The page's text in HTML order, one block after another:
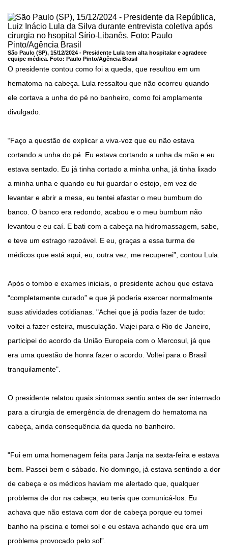
São Paulo (SP), 15/12/2024 - Presidente Lula tem alta hospitalar e agradece
equipe médica. Foto: Paulo Pinto/Agência Brasil
O presidente contou como foi a queda, que resultou em um
hematoma na cabeça. Lula ressaltou que não ocorreu quando
ele cortava a unha do pé no banheiro, como foi amplamente
divulgado.
“Faço a questão de explicar a viva-voz que eu não estava
cortando a unha do pé. Eu estava cortando a unha da mão e eu
estava sentado. Eu já tinha cortado a minha unha, já tinha lixado
a minha unha e quando eu fui guardar o estojo, em vez de
levantar e abrir a mesa, eu tentei afastar o meu bumbum do
banco. O banco era redondo, acabou e o meu bumbum não
levantou e eu caí. E bati com a cabeça na hidromassagem, sabe,
e teve um estrago razoável. E eu, graças a essa turma de
médicos que está aqui, eu, outra vez, me recuperei”, contou Lula.
Após o tombo e exames iniciais, o presidente achou que estava
“completamente curado” e que já poderia exercer normalmente
suas atividades cotidianas. "Achei que já podia fazer de tudo:
voltei a fazer esteira, musculação. Viajei para o Rio de Janeiro,
participei do acordo da União Europeia com o Mercosul, já que
era uma questão de honra fazer o acordo. Voltei para o Brasil
tranquilamente".
O presidente relatou quais sintomas sentiu antes de ser internado
para a cirurgia de emergência de drenagem do hematoma na
cabeça, ainda consequência da queda no banheiro.
"Fui em uma homenagem feita para Janja na sexta-feira e estava
bem. Passei bem o sábado. No domingo, já estava sentindo a dor
de cabeça e os médicos haviam me alertado que, qualquer
problema de dor na cabeça, eu teria que comunicá-los. Eu
achava que não estava com dor de cabeça porque eu tomei
banho na piscina e tomei sol e eu estava achando que era um
problema provocado pelo sol”.